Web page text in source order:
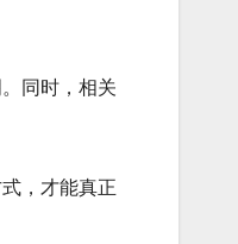
同时，相关
，才能真正